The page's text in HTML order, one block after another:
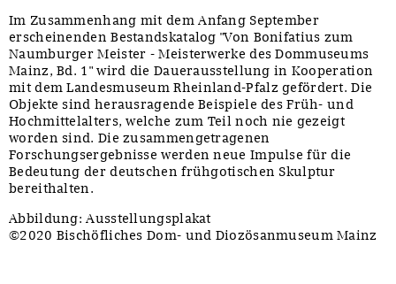
Im Zusammenhang mit dem Anfang September
erscheinenden Bestandskatalog "Von Bonifatius zum
Naumburger Meister - Meisterwerke des Dommuseums
Mainz, Bd. 1" wird die Dauerausstellung in Kooperation
mit dem Landesmuseum Rheinland-Pfalz gefördert. Die
Objekte sind herausragende Beispiele des Früh- und
Hochmittelalters, welche zum Teil noch nie gezeigt
worden sind. Die zusammengetragenen
Forschungsergebnisse werden neue Impulse für die
Bedeutung der deutschen frühgotischen Skulptur
bereithalten.
Abbildung: Ausstellungsplakat
©2020 Bischöfliches Dom- und Diozösanmuseum Mainz